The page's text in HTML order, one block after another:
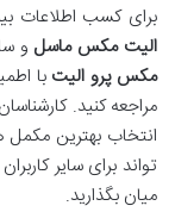
برای کسب اطلاعات
الیت مکس ماسل و
مکس پرو الیت با
مراجعه کنید.
انتخاب بهترین
تواند برای سایر
میان بگذارید.